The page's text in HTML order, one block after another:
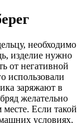
необходимо
изделие нужно
от негативной
использовали
заряжают в
желательно
Если такой
условиях.